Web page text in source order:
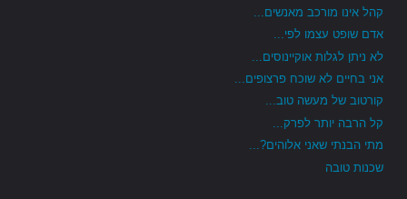
קהל אינו מורכב מאנשים...
אדם שופט עצמו לפי...
לא ניתן לגלות אוקיינוסים...
אני בחיים לא שוכח פרצופים...
קורטוב של מעשה טוב...
קל הרבה יותר לפרק...
מתי הבנתי שאני אלוהים?...
שכנות טובה